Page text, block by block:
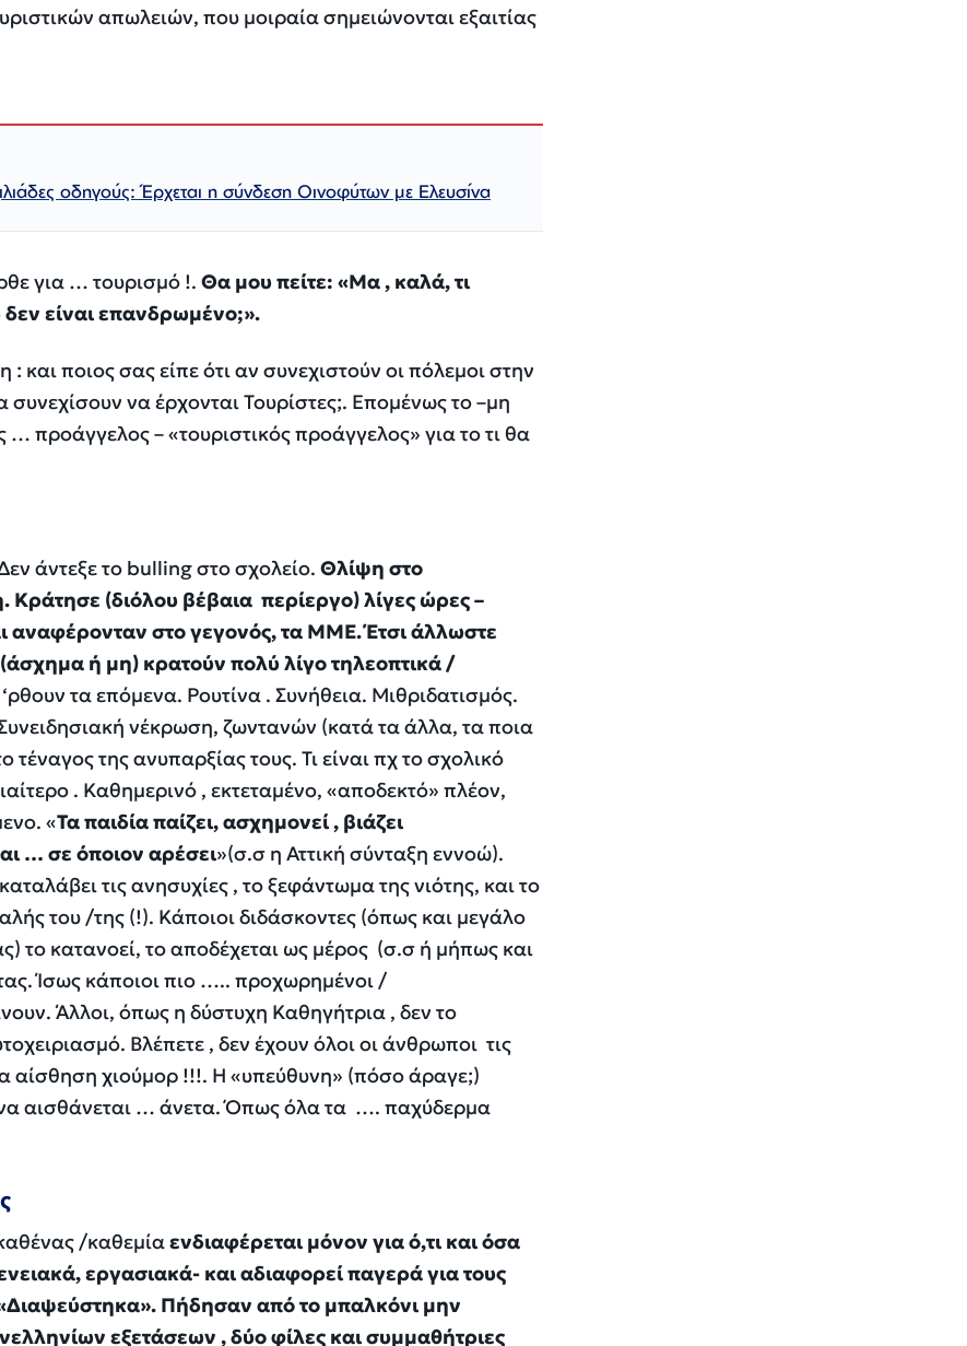
απωλειών, που μοιραία σημειώνονται εξαιτίας
οδηγούς: Έρχεται η σύνδεση Οινοφύτων με Ελευσίνα
για … τουρισμό !. Θα μου πείτε: «Μα , καλά, τι
είναι επανδρωμένο;».
ποιος σας είπε ότι αν συνεχιστούν οι πόλεμοι στην
να έρχονται Τουρίστες;. Επομένως το –μη
προάγγελος – «τουριστικός προάγγελος» για το τι θα
άντεξε το bulling στο σχολείο. Θλίψη στο
Κράτησε (διόλου βέβαια περίεργο) λίγες ώρες –
αναφέρονταν στο γεγονός, τα ΜΜΕ. Έτσι άλλωστε
(άσχημα ή μη) κρατούν πολύ λίγο τηλεοπτικά /
τα επόμενα. Ρουτίνα . Συνήθεια. Μιθριδατισμός.
νέκρωση, ζωντανών (κατά τα άλλα, τα ποια
της ανυπαρξίας τους. Τι είναι πχ το σχολικό
. Καθημερινό , εκτεταμένο, «αποδεκτό» πλέον,
«Τα παιδία παίζει, ασχημονεί , βιάζει
… σε όποιον αρέσει»(σ.σ η Αττική σύνταξη εννοώ).
τις ανησυχίες , το ξεφάντωμα της νιότης, και το
του /της (!). Κάποιοι διδάσκοντες (όπως και μεγάλο
το κατανοεί, το αποδέχεται ως μέρος (σ.σ ή μήπως και
Ίσως κάποιοι πιο ….. προχωρημένοι /
Άλλοι, όπως η δύστυχη Καθηγήτρια , δεν το
Βλέπετε , δεν έχουν όλοι οι άνθρωποι τις
αίσθηση χιούμορ !!!. Η «υπεύθυνη» (πόσο άραγε;)
να αισθάνεται … άνετα. Όπως όλα τα …. παχύδερμα
/καθεμίαενδιαφέρεται μόνον για ό,τι και όσα
εργασιακά- και αδιαφορεί παγερά για τους
Πήδησαν από το μπαλκόνι μην
εξετάσεων , δύο φίλες και συμμαθήτριες